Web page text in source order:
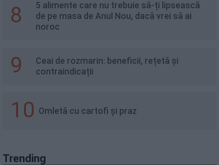
8
5 alimente care nu trebuie să-ți lipsească
de pe masa de Anul Nou, dacă vrei să ai
noroc
9
Ceai de rozmarin: beneficii, rețetă și
contraindicații
10 Omletă cu cartofi și praz
Trending